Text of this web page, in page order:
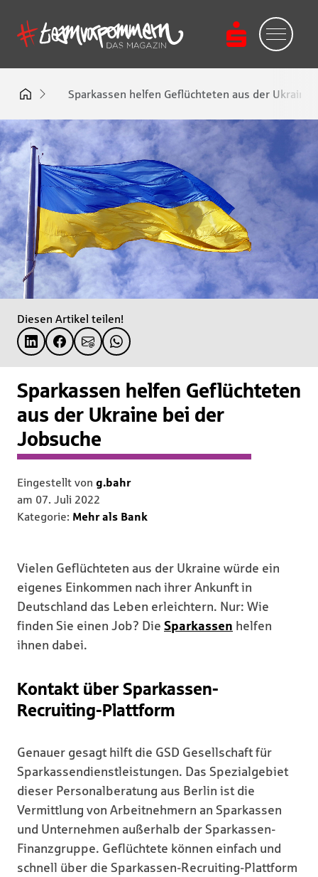
Sparkassen helfen Geflüchteten aus der Ukraine
Diesen Artikel teilen!
Sparkassen helfen Geflüchteten
aus der Ukraine bei der
Jobsuche
Eingestellt von g.bahr
am 07. Juli 2022
Kategorie: Mehr als Bank
Vielen Geflüchteten aus der Ukraine würde ein
eigenes Einkommen nach ihrer Ankunft in
Deutschland das Leben erleichtern. Nur: Wie
finden Sie einen Job? Die Sparkassen helfen
ihnen dabei.
Kontakt über Sparkassen-
Recruiting-Plattform
Genauer gesagt hilft die GSD Gesellschaft für
Sparkassendienstleistungen. Das Spezialgebiet
dieser Personalberatung aus Berlin ist die
Vermittlung von Arbeitnehmern an Sparkassen
und Unternehmen außerhalb der Sparkassen-
Finanzgruppe. Geflüchtete können einfach und
schnell über die Sparkassen-Recruiting-Plattform